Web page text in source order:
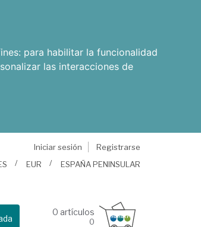
para habilitar la funcionalidad
las interacciones de
Iniciar sesión
Registrarse
EUR ESPAÑA PENINSULAR
0 artículos
0